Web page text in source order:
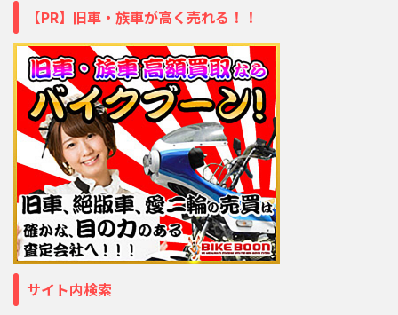
【PR】旧車・族車が高く売れる！！
サイト内検索